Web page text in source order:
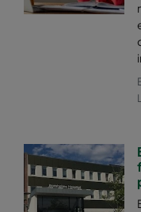
0170 592x287x520-
0170 287x287x520-
0170
0170 490x592x370-
0170 287x592x370-